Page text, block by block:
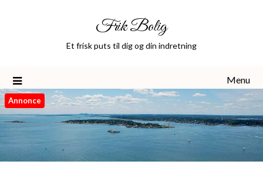
Frik Bolig
Et frisk puts til dig og din indretning
Menu
Annonce